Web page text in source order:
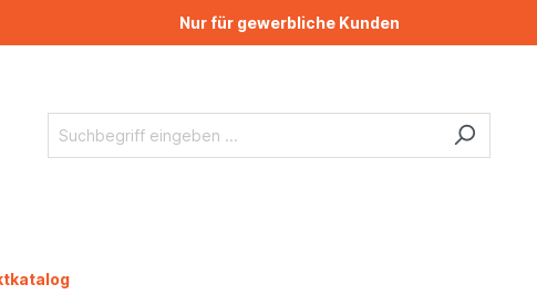
Nur für gewerbliche Kunden